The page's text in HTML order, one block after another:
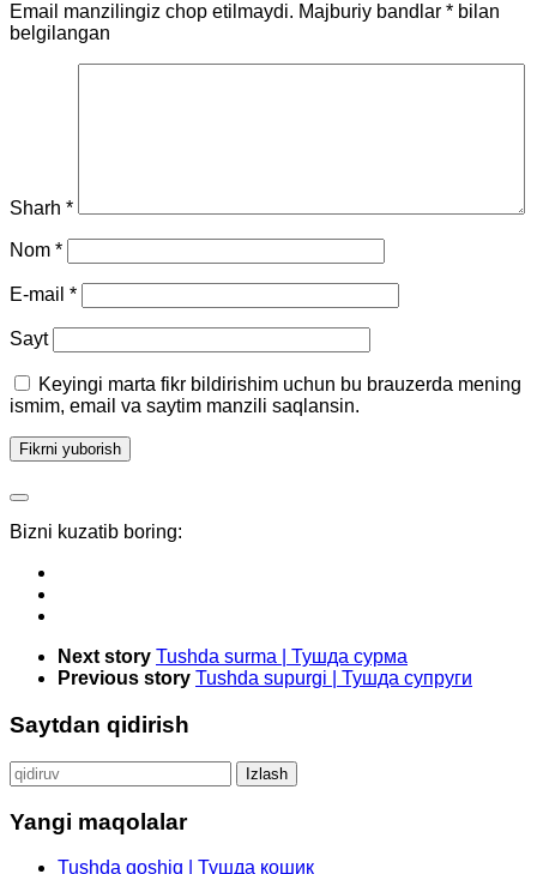
Email manzilingiz chop etilmaydi. Majburiy bandlar * bilan
belgilangan
Sharh *
Nom *
E-mail *
Sayt
Keyingi marta fikr bildirishim uchun bu brauzerda mening
ismim, email va saytim manzili saqlansin.
Bizni kuzatib boring:
Next story Tushda surma | Тушда сурма
Previous story Tushda supurgi | Тушда супруги
Saytdan qidirish
Qidirshish:
Yangi maqolalar
Tushda qoshiq | Тушда кошик